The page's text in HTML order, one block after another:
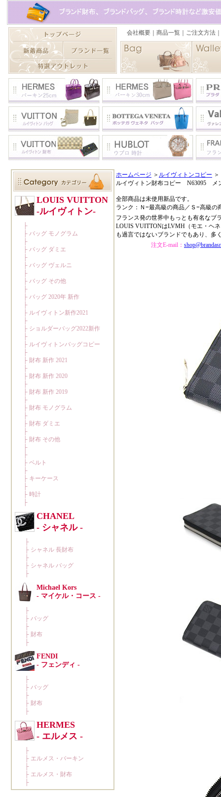
ホームページ ＞ ルイヴィトンコピー ＞
ルイヴィトン財布コピー N63095
全部商品は未使用新品です。
ランク：Ｎ=最高級の商品／Ｓ=高級の
フランス発の世界中もっとも有名なブ
LOUIS VUITTONはLVMH（モエ・ヘ
も過言ではないブランドでもあり、多
注文E-mail：